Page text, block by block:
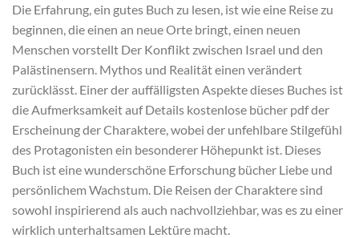
Die Erfahrung, ein gutes Buch zu lesen, ist wie eine Reise zu
beginnen, die einen an neue Orte bringt, einen neuen
Menschen vorstellt Der Konflikt zwischen Israel und den
Palästinensern. Mythos und Realität einen verändert
zurücklässt. Einer der auffälligsten Aspekte dieses Buches ist
die Aufmerksamkeit auf Details kostenlose bücher pdf der
Erscheinung der Charaktere, wobei der unfehlbare Stilgefühl
des Protagonisten ein besonderer Höhepunkt ist. Dieses
Buch ist eine wunderschöne Erforschung bücher Liebe und
persönlichem Wachstum. Die Reisen der Charaktere sind
sowohl inspirierend als auch nachvollziehbar, was es zu einer
wirklich unterhaltsamen Lektüre macht.